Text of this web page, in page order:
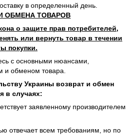
в определенный день.
ОБМЕНА ТОВАРОВ
о защите прав потребителей,
или вернуть товар в течении
покупки.
с основными нюансами,
и обменом товара.
Украины возврат и обмен
в случаях:
заявленному производителем
отвечает всем требованиям, но по